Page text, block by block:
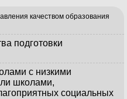
качеством образования
подготовки
с низкими
школами,
социальных